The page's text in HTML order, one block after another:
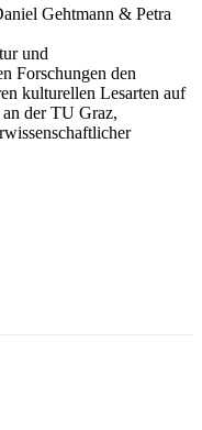
Gehtmann & Petra
und
Forschungen den
kulturellen Lesarten auf
der TU Graz,